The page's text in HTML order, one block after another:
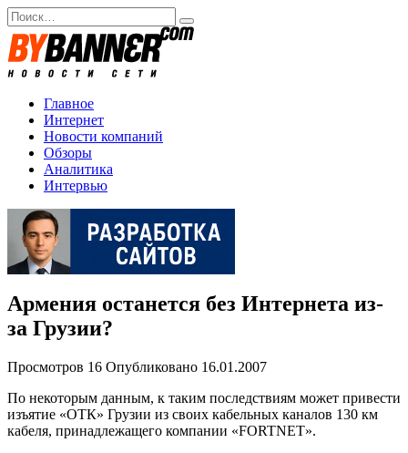
Перейти
к
содержанию
Search
for:
Главное
Интернет
Новости компаний
Обзоры
Аналитика
Интервью
Армения останется без Интернета из-
за Грузии?
Просмотров 16 Опубликовано 16.01.2007
По некоторым данным, к таким последствиям может привести
изъятие «ОТК» Грузии из своих кабельных каналов 130 км
кабеля, принадлежащего компании «FORTNET».